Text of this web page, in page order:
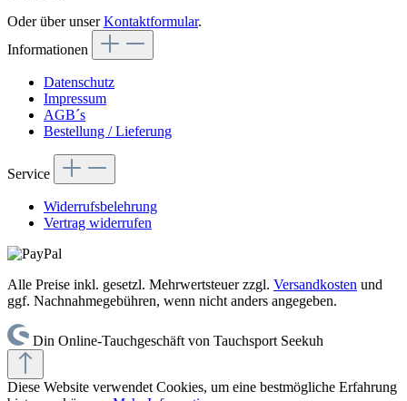
Oder über unserKontaktformular.
Informationen
Datenschutz
Impressum
AGB´s
Bestellung / Lieferung
Service
Widerrufsbelehrung
Vertrag widerrufen
Alle Preise inkl. gesetzl. Mehrwertsteuer zzgl. Versandkosten und
ggf. Nachnahmegebühren, wenn nicht anders angegeben.
Din Online-Tauchgeschäft von Tauchsport Seekuh
Diese Website verwendet Cookies, um eine bestmögliche Erfahrung